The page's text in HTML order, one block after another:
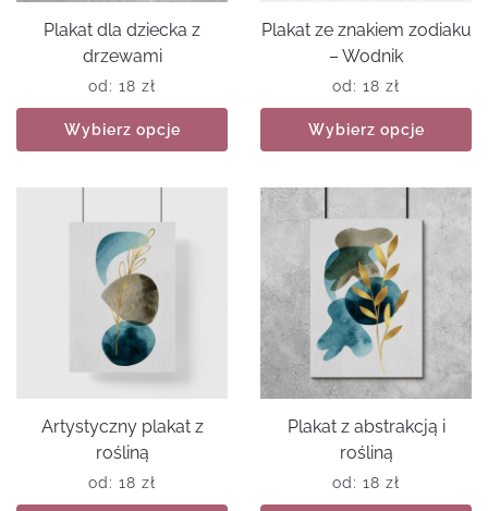
Plakat dla dziecka z
drzewami
od: 18 zł
Wybierz opcje
Plakat ze znakiem zodiaku
– Wodnik
od: 18 zł
Wybierz opcje
Artystyczny plakat z
rośliną
od: 18 zł
Plakat z abstrakcją i
rośliną
od: 18 zł